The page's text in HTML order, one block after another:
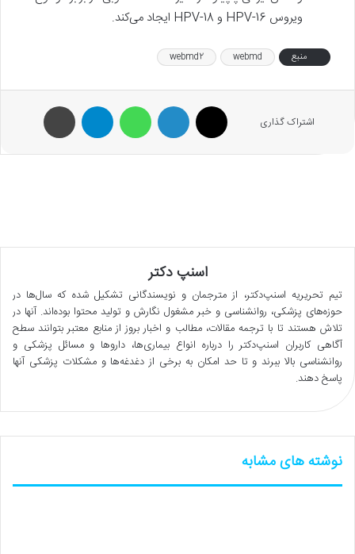
ویروس HPV-16 و HPV-18 ایجاد می‌کند.
منبع webmd
webmd2
اشتراک گذاری
اسنپ دکتر
تیم تحریریه اسنپ‌دکتر، از مترجمان و نویسندگانی تشکیل شده که سال‌ها در
حوزه‌های پزشکی، روانشناسی و خبر مشغول نگارش و تولید محتوا بوده‌اند. آنها در
تلاش هستند تا با ترجمه مقالات، مطالب و اخبار بروز از منابع معتبر بتوانند سطح
آگاهی کاربران اسنپ‌دکتر را درباره انواع بیماری‌ها، داروها و مسائل پزشکی و
روانشناسی بالا ببرند و تا حد امکان به برخی از دغدغه‌ها و مشکلات پزشکی آنها
پاسخ دهند.
نوشته های مشابه